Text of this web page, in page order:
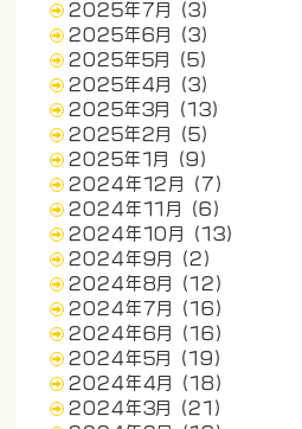
2025年7月
(3)
2025年6月
(3)
2025年5月
(5)
2025年4月
(3)
2025年3月
(13)
2025年2月
(5)
2025年1月
(9)
2024年12月
(7)
2024年11月
(6)
2024年10月
(13)
2024年9月
(2)
2024年8月
(12)
2024年7月
(16)
2024年6月
(16)
2024年5月
(19)
2024年4月
(18)
2024年3月
(21)